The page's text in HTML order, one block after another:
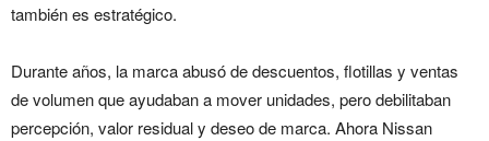
también es estratégico.
Durante años, la marca abusó de descuentos, flotillas y ventas
de volumen que ayudaban a mover unidades, pero debilitaban
percepción, valor residual y deseo de marca. Ahora Nissan